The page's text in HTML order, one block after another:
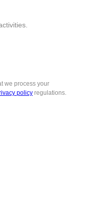
we process your
policy regulations.